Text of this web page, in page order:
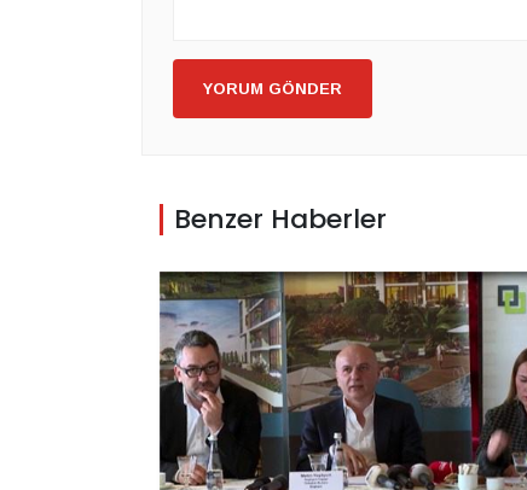
YORUM GÖNDER
Benzer Haberler